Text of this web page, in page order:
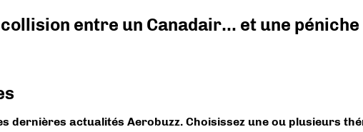
entre un Canadair… et une péniche
dernières actualités Aerobuzz. Choisissez une ou plusieurs